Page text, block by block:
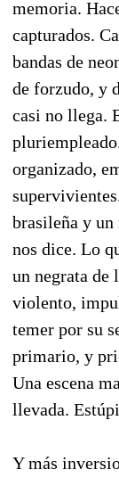
memoria.
capturados.
bandas de
de forzudo, y
casi no llega.
organizado,
brasileña y
nos dice. Lo
un negrata de
violento,
temer por su
primario, y
Una escena
llevada.
Y más